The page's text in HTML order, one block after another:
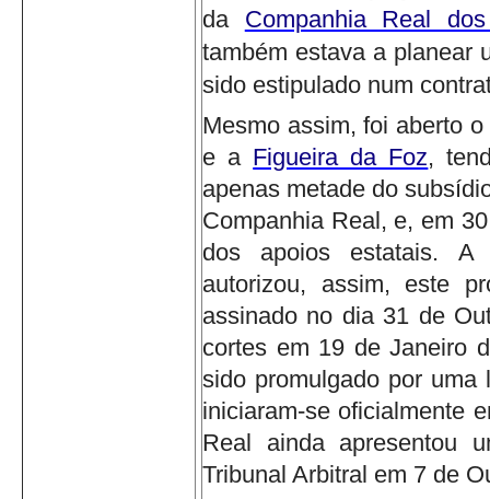
da
Companhia Real
também estava a planear
sido estipulado num
Mesmo assim, foi aberto
e a Figueira da Foz,
apenas metade do
Companhia Real, e, em
dos apoios estatais.
A
autorizou, assim, este
assinado no dia 31 de
cortes em 19 de Janeiro
sido promulgado por
iniciaram-se oficialmente
Real ainda apresentou
Tribunal Arbitral em 7 de